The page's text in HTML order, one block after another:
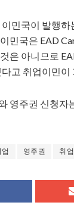
민국이 발행
민국은 EAD
은 아니므로
고 취업이민
영주권 신청자
영주권 취